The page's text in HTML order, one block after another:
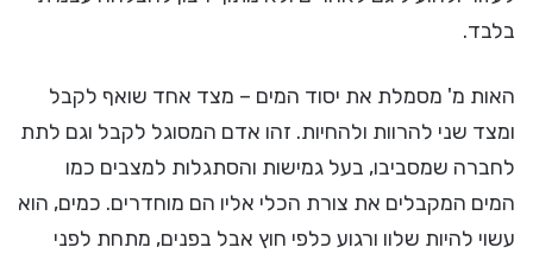
בלבד.
האות מ' מסמלת את יסוד המים – מצד אחד שואף לקבל
ומצד שני להרוות ולהחיות. זהו אדם המסוגל לקבל וגם לתת
לחברה שמסביבו, בעל גמישות והסתגלות למצבים כמו
המים המקבלים את צורת הכלי אליו הם מוחדרים. כמים, הוא
עשוי להיות שלוו ורגוע כלפי חוץ אבל בפנים, מתחת לפני